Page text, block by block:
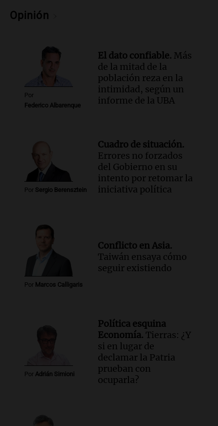
Desayuno de Juntos
Opinión
Por
Federico Albarenque
El dato confiable. Más
de la mitad de la
población reza en la
intimidad, según un
informe de la UBA
Por Sergio Berensztein
Cuadro de situación.
Errores no forzados
del Gobierno en su
intento por retomar la
iniciativa política
Por Marcos Calligaris
Conflicto en Asia.
Taiwán ensaya cómo
seguir existiendo
Por Adrián Simioni
Política esquina
Economía. Tierras: ¿Y
si en lugar de
declamar la Patria
prueban con
ocuparla?